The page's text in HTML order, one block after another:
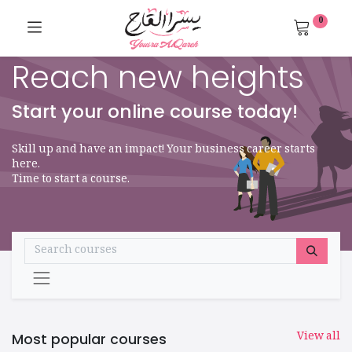
0
Reach new heights
Start your online course today!
Skill up and have an impact! Your business career starts
here.
Time to start a course.
View all
Most popular courses